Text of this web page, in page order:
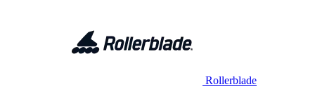
Rollerblade